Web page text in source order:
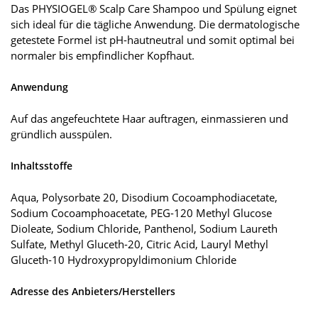
Das PHYSIOGEL® Scalp Care Shampoo und Spülung eignet
sich ideal für die tägliche Anwendung. Die dermatologische
getestete Formel ist pH-hautneutral und somit optimal bei
normaler bis empfindlicher Kopfhaut.
Anwendung
Auf das angefeuchtete Haar auftragen, einmassieren und
gründlich ausspülen.
Inhaltsstoffe
Aqua, Polysorbate 20, Disodium Cocoamphodiacetate,
Sodium Cocoamphoacetate, PEG-120 Methyl Glucose
Dioleate, Sodium Chloride, Panthenol, Sodium Laureth
Sulfate, Methyl Gluceth-20, Citric Acid, Lauryl Methyl
Gluceth-10 Hydroxypropyldimonium Chloride
Adresse des Anbieters/Herstellers